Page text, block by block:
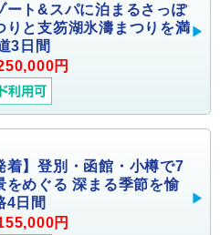
ート&スパに泊まるさっぽ
りと支笏湖氷濤まつりを満
3日間
円
着】登別・函館・小樽で7
をめぐる 深まる季節を愉
4日間
円